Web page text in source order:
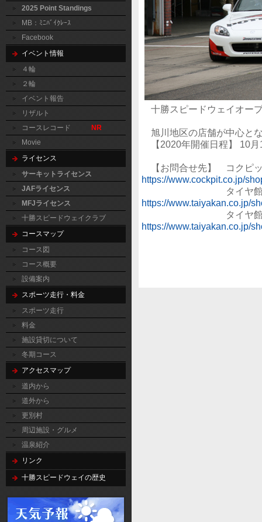
2025 Point Standings
MB：ﾐﾆﾊﾞｲｸﾚｰｽ
Facebook
イベント情報
４輪
２輪
イベント報告
リザルト
コースレコード
NR
Movie
ライセンス
サーキットライセンス
JAFライセンス
MFJライセンス
十勝スピードウェイクラブ
コースマップ
コース図
コース概要
設備案内
スポーツ走行・料金
スポーツ走行
料金
施設貸切について
冬期コース
アクセスマップ
道内から
道外から
更別村
周辺施設・グルメ
温泉紹介
リンク
十勝スピードウェイの歴史
十勝スピードウェイオー
旭川地区の店舗が中心と
【2020年開催日程】 10月
【お問合せ先】 コクピ
https://www.cockpit.co.jp/
タイヤ館旭川
https://www.taiyakan.co.jp/
タイヤ館旭川
https://www.taiyakan.co.jp/